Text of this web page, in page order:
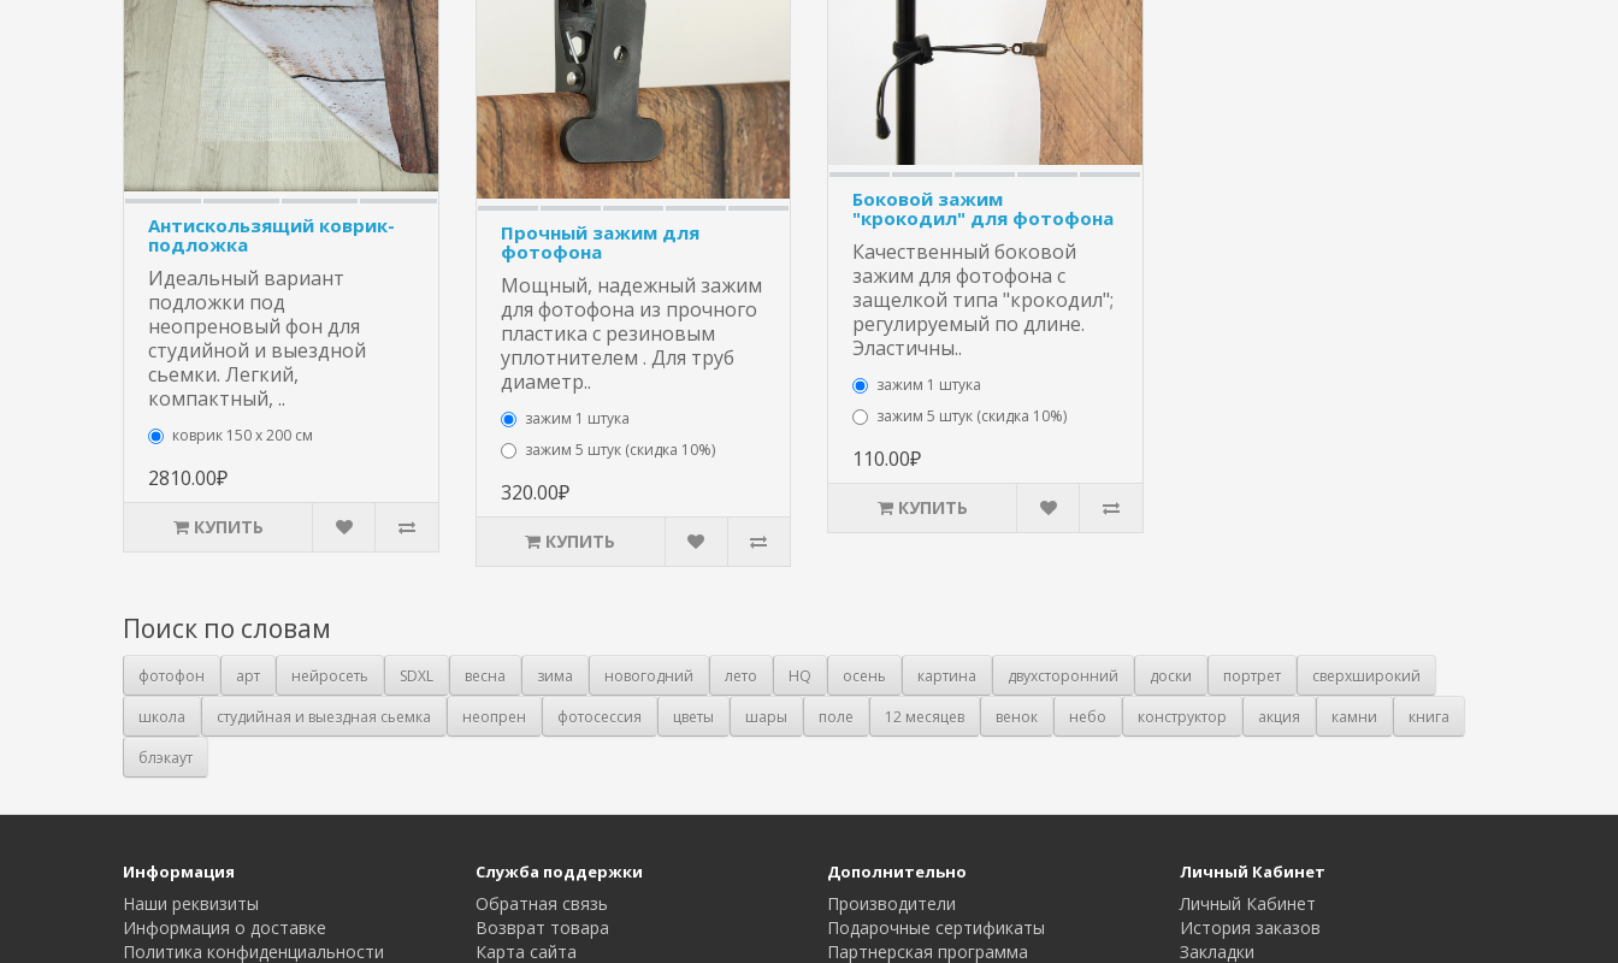
Антискользящий коврик-
подложка
Идеальный вариант
подложки под
неопреновый фон для
студийной и выездной
сьемки. Легкий,
компактный, ..
коврик 150 х 200 см
2810.00₽
КУПИТЬ
Прочный зажим для
фотофона
Мощный, надежный зажим
для фотофона из прочного
пластика с резиновым
уплотнителем . Для труб
диаметр..
зажим 1 штука
зажим 5 штук (скидка 10%)
320.00₽
КУПИТЬ
Боковой зажим
"крокодил" для фотофона
Качественный боковой
зажим для фотофона с
защелкой типа "крокодил";
регулируемый по длине.
Эластичны..
зажим 1 штука
зажим 5 штук (скидка 10%)
110.00₽
КУПИТЬ
Поиск по словам
фотофон арт нейросеть SDXL весна зима новогодний лето HQ осень картина двухсторонний доски портрет
сверхширокий
школа
студийная и выездная сьемка неопрен фотосессия цветы шары поле 12 месяцев венок небо конструктор акция камни
книга
блэкаут
Информация
Наши реквизиты
Информация о доставке
Политика конфиденциальности
Служба поддержки
Обратная связь
Возврат товара
Карта сайта
Дополнительно
Производители
Подарочные сертификаты
Партнерская программа
Личный Кабинет
Личный Кабинет
История заказов
Закладки